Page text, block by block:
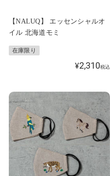
【NALUQ】 エッセンシャルオ
イル 北海道モミ
在庫限り
¥2,310税込